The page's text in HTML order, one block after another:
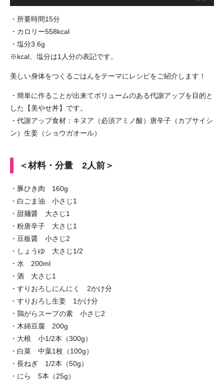
・所要時間15分
・カロリー558kcal
・塩分3.6g
※kcal、塩分は1人分の表記です。
美しい身体をつくるごはんをテーマにレシピをご紹介します！
・簡単に作ることが出来てボリュームのある代謝アップを目的と
した【美やせ丼】です。
・代謝アップ食材：キヌア（必須アミノ酸）唐辛子（カプサイシ
ン）生姜（ショウガオール）
＜材料・分量 2人前＞
・豚ひき肉 160g
・白ごま油 小さじ1
・甜麺醤 大さじ1
・粉唐辛子 大さじ1
・豆板醤 小さじ2
・しょうゆ 大さじ1/2
・水 200ml
・酒 大さじ1
・すりおろしにんにく 2かけ分
・すりおろし生姜 1かけ分
・鶏がらスープの素 小さじ2
・木綿豆腐 200g
・大根 小1/2本（300g）
・白菜 中葉1枚（100g）
・長ねぎ 1/2本（50g）
・にら 5本（25g）